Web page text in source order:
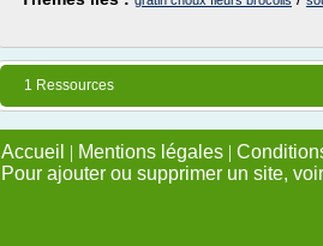
1 Ressources
Accueil | Mentions légales |
Pour ajouter ou supprimer un site,